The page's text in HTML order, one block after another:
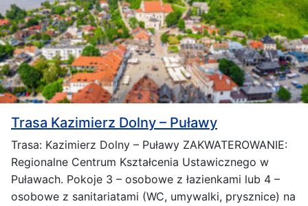
Trasa Kazimierz Dolny – Puławy
Trasa: Kazimierz Dolny – Puławy ZAKWATEROWANIE:
Regionalne Centrum Kształcenia Ustawicznego w
Puławach. Pokoje 3 – osobowe z łazienkami lub 4 –
osobowe z sanitariatami (WC, umywalki, prysznice) na